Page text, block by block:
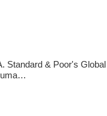
Standard & Poor's